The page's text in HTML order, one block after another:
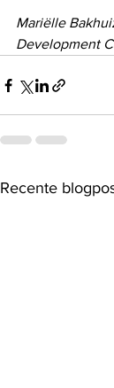
Mariëlle
Development
Recente